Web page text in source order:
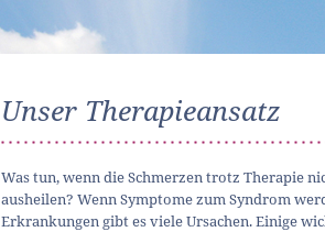
Unser Therapieansatz
Was tun, wenn die Schmerzen trotz Therapie
ausheilen? Wenn Symptome zum Syndrom
Erkrankungen gibt es viele Ursachen. Einige